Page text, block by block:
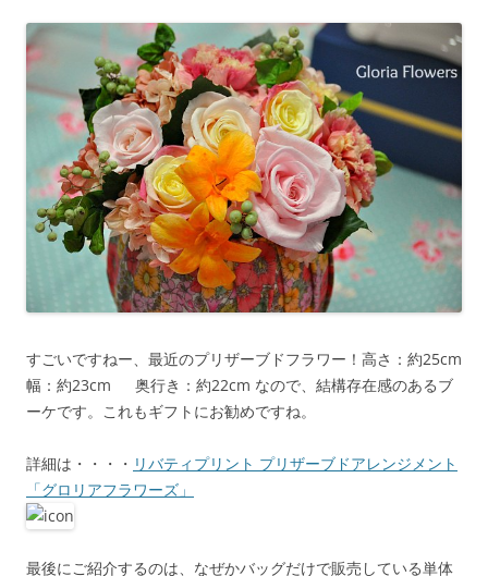
すごいですねー、最近のプリザーブドフラワー！高さ：約25cm
幅：約23cm 奥行き：約22cm なので、結構存在感のあるブ
ーケです。これもギフトにお勧めですね。
詳細は・・・・ リバティプリント プリザーブドアレンジメント
「グロリアフラワーズ」
最後にご紹介するのは、なぜかバッグだけで販売している単体